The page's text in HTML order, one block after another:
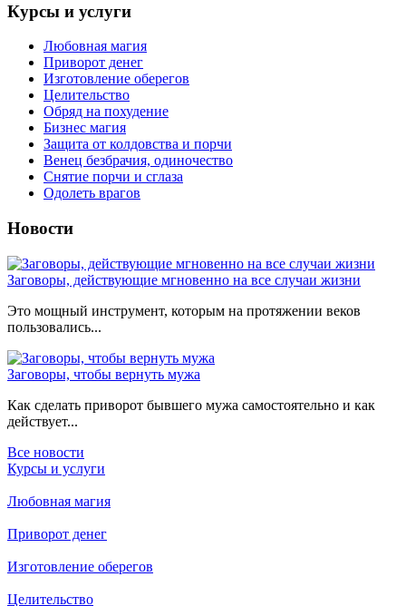
Курсы и услуги
Любовная магия
Приворот денег
Изготовление оберегов
Целительство
Обряд на похудение
Бизнес магия
Защита от колдовства и порчи
Венец безбрачия, одиночество
Снятие порчи и сглаза
Одолеть врагов
Новости
Заговоры, действующие мгновенно на все случаи жизни
Это мощный инструмент, которым на протяжении веков
пользовались...
Заговоры, чтобы вернуть мужа
Как сделать приворот бывшего мужа самостоятельно и как
действует...
Все новости
Курсы и услуги
Любовная магия
Приворот денег
Изготовление оберегов
Целительство